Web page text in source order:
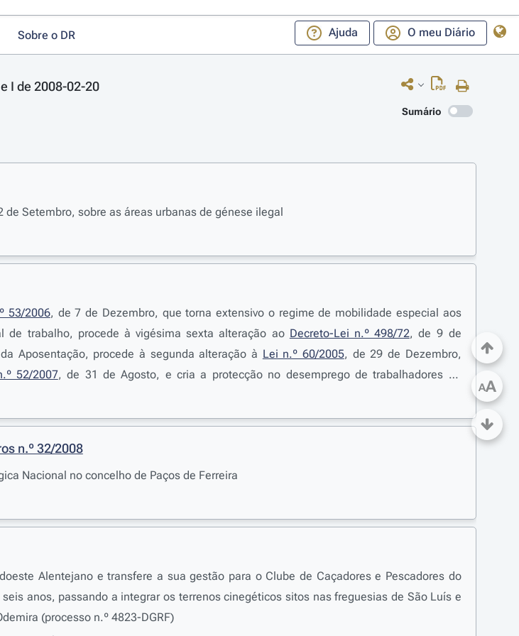
Sobre o DR Ajuda O meu Diário
I de 2008-02-20
Sumário
de Setembro, sobre as áreas urbanas de génese ilegal
53/2006, de 7 de Dezembro, que torna extensivo o regime de mobilidade especial aos
de trabalho, procede à vigésima sexta alteração ao Decreto-Lei n.º 498/72, de 9 de
Aposentação, procede à segunda alteração à Lei n.º 60/2005, de 29 de Dezembro,
52/2007, de 31 de Agosto, e cria a protecção no desemprego de trabalhadores da
n.º 32/2008
Nacional no concelho de Paços de Ferreira
Alentejano e transfere a sua gestão para o Clube de Caçadores e Pescadores do
anos, passando a integrar os terrenos cinegéticos sitos nas freguesias de São Luís e
(processo n.º 4823-DGRF)
AA